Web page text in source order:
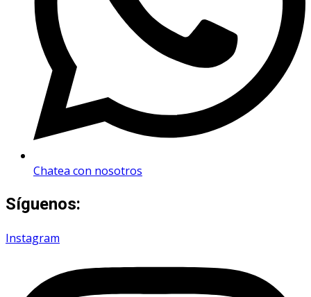
Chatea con nosotros
Síguenos:
Instagram